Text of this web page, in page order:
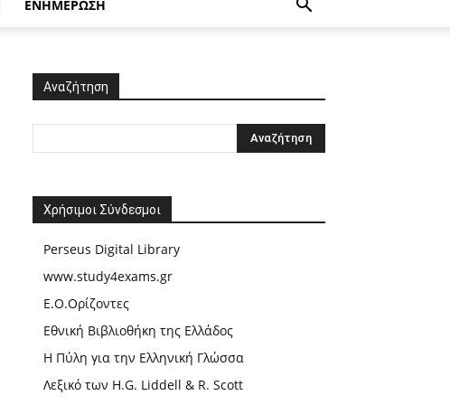
ΕΝΗΜΕΡΩΣΗ
Αναζήτηση
Χρήσιμοι Σύνδεσμοι
Perseus Digital Library
www.study4exams.gr
Ε.Ο.Ορίζοντες
Εθνική Βιβλιοθήκη της Ελλάδος
Η Πύλη για την Ελληνική Γλώσσα
Λεξικό των H.G. Liddell & R. Scott